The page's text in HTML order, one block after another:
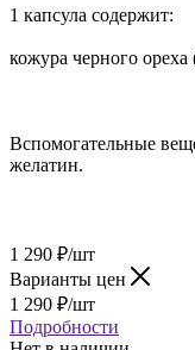
1 капсула содержит:
кожура черного
Вспомогательные
желатин.
1 290 ₽/шт
Варианты цен
1 290 ₽/шт
Подробности